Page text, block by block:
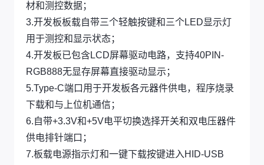
材和测控数据；
3.开发板板载自带三个轻触按键和三个LED显示灯
用于测控和显示状态；
4.开发板已包含LCD屏幕驱动电路，支持40PIN-
RGB888无显存屏幕直接驱动显示；
5.Type-C端口用于开发板各元器件供电，程序烧录
下载和与上位机通信；
6.自带+3.3V和+5V电平切换选择开关和双电压器件
供电排针端口；
7.板载电源指示灯和一键下载按键进入HID-USB